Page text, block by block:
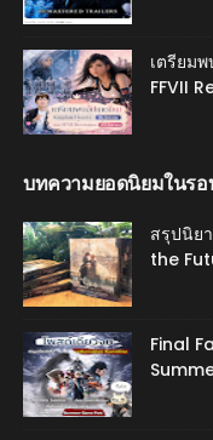
เตรียม
FFVII
บทความยอดนิยมในรอ
สรุปนิย
the
Final